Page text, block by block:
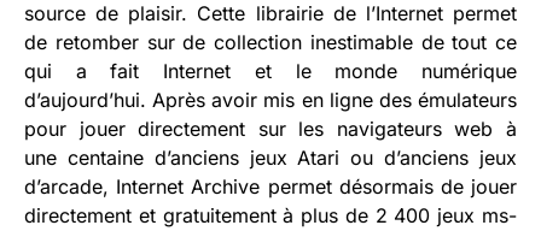
source de plaisir. Cette librairie de l’Internet permet
de retomber sur de collection inestimable de tout ce
qui a fait Internet et le monde numérique
d’aujourd’hui. Après avoir mis en ligne des émulateurs
pour jouer directement sur les navigateurs web à
une centaine d’anciens jeux Atari ou d’anciens jeux
d’arcade, Internet Archive permet désormais de jouer
directement et gratuitement à plus de 2 400 jeux ms-